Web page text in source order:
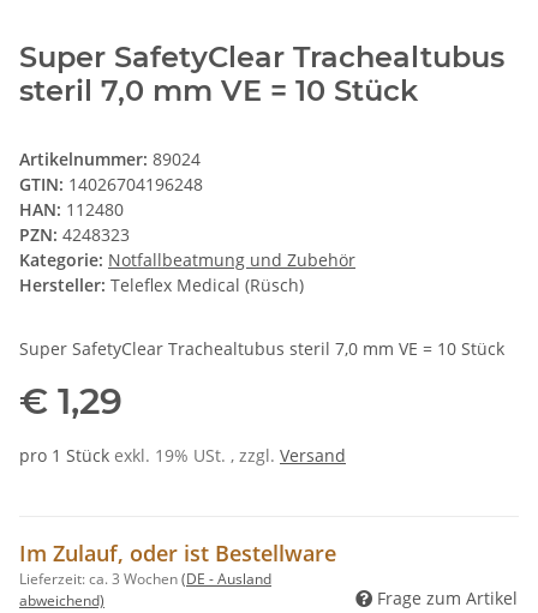
Super SafetyClear Trachealtubus
steril 7,0 mm VE = 10 Stück
Artikelnummer: 89024
GTIN: 14026704196248
HAN: 112480
PZN: 4248323
Kategorie: Notfallbeatmung und Zubehör
Hersteller: Teleflex Medical (Rüsch)
Super SafetyClear Trachealtubus steril 7,0 mm VE = 10 Stück
€ 1,29
pro 1 Stück exkl. 19% USt. , zzgl. Versand
Im Zulauf, oder ist Bestellware
Lieferzeit:ca. 3 Wochen(DE - Ausland
abweichend)
Frage zum Artikel